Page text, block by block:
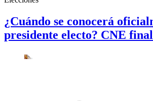
¿Cuándo se conocerá
presidente electo? CNE